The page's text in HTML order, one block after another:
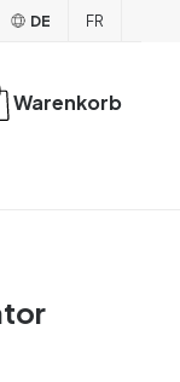
DE FR
Warenkorb